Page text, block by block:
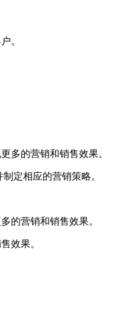
。
多的营销和销售效果。
定相应的营销策略。
的营销和销售效果。
效果。